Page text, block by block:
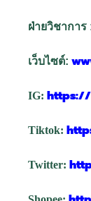
ฝ่ายวิชาการ
เว็บไซต์:
IG: https://
Tiktok:
Twitter: